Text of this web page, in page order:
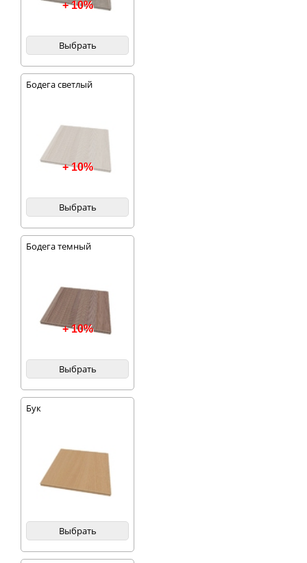
+ 10%
Выбрать
Бодега светлый
+ 10%
Выбрать
Бодега темный
+ 10%
Выбрать
Бук
Выбрать